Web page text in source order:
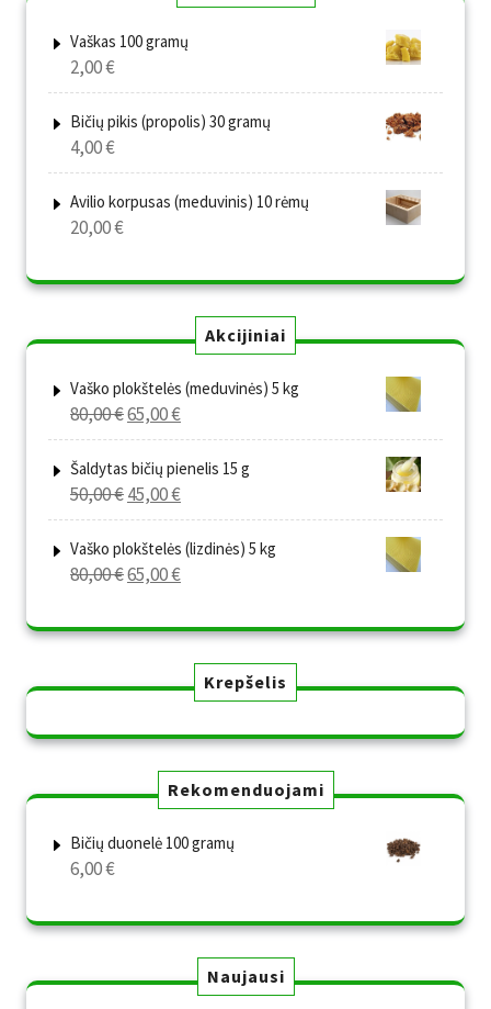
Vaškas 100 gramų
2,00€
Bičių pikis (propolis) 30 gramų
4,00€
Avilio korpusas (meduvinis) 10 rėmų
20,00€
Akcijiniai
Vaško plokštelės (meduvinės) 5 kg
80,00€Original
price
was:
80,00 €.
65,00€Current
price
is:
65,00 €.
Šaldytas bičių pienelis 15 g
50,00€Original
price
was:
50,00 €.
45,00€Current
price
is:
45,00 €.
Vaško plokštelės (lizdinės) 5 kg
80,00€Original
was:
65,00€Current
is:
Krepšelis
Rekomenduojami
Bičių duonelė 100 gramų
6,00€
Naujausi